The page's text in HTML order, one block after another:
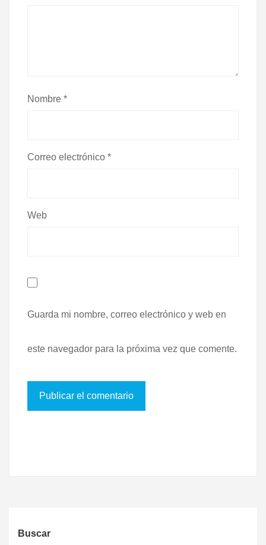
Nombre *
Correo electrónico *
Web
Guarda mi nombre, correo electrónico y web en
este navegador para la próxima vez que comente.
Buscar